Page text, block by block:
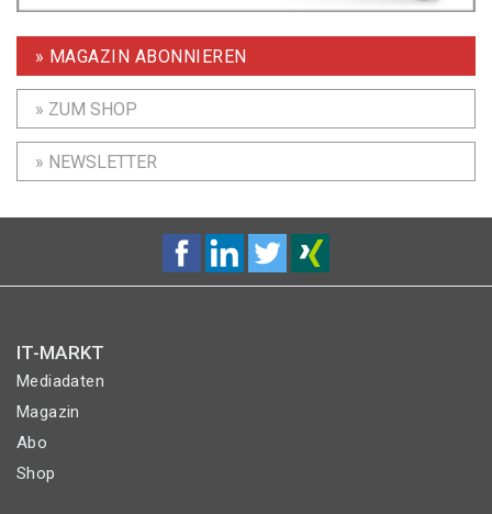
» MAGAZIN ABONNIEREN
» ZUM SHOP
» NEWSLETTER
IT-MARKT
Mediadaten
Magazin
Abo
Shop